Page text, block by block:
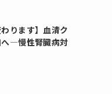
わります】血清ク
へ―慢性腎臓病対